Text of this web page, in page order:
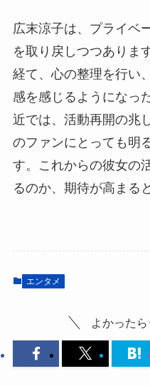
広末涼子は、プライベ
を取り戻しつつありま
経て、心の整理を行い
感を感じるようになっ
近では、活動再開の兆
のファンにとっても明
す。これからの彼女の
るのか、期待が高まる
エンタメ
よかったら